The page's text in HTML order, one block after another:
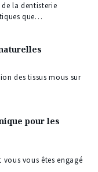
la dentisterie
que…
des tissus mous sur
pour les
vous vous êtes engagé